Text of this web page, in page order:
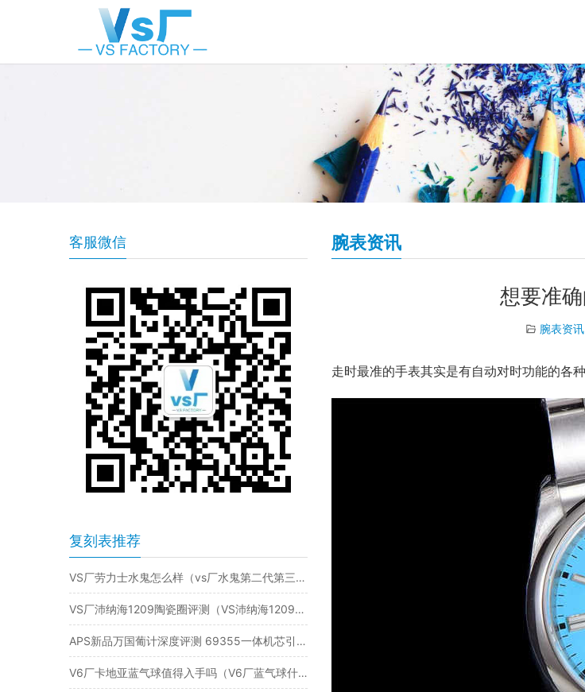
腕表资讯
想要准
腕表资讯
走时最准的手表其实是有自动对时功能的各
客服微信
复刻表推荐
VS厂劳力士水鬼怎么样（vs厂水鬼第二代第三代款式评测）
VS厂沛纳海1209陶瓷圈评测（VS沛纳海1209小蓝鬼有破绽吗）
APS新品万国葡计深度评测 69355一体机芯引领质感升级
V6厂卡地亚蓝气球值得入手吗（V6厂蓝气球什么价格）